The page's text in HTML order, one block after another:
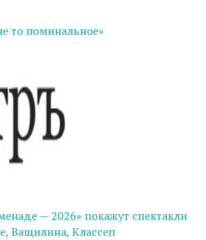
то поминальное»
— 2026» покажут спектакли
Ващилина, Классеп